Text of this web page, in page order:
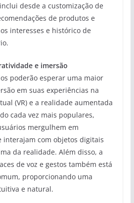
desde a customização de
de produtos e
interesses e histórico de
e imersão
poderão esperar uma maior
em suas experiências na
(VR) e a realidade aumentada
cada vez mais populares,
mergulhem em
interajam com objetos digitais
da realidade. Além disso, a
de voz e gestos também está
proporcionando uma
e natural.